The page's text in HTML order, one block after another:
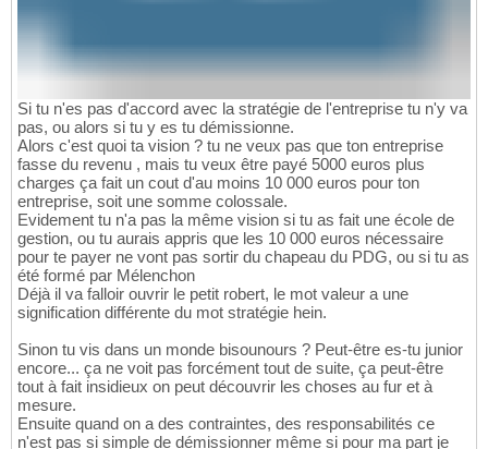
Si tu n'es pas d'accord avec la stratégie de l'entreprise tu n'y va
pas, ou alors si tu y es tu démissionne.
Alors c'est quoi ta vision ? tu ne veux pas que ton entreprise
fasse du revenu , mais tu veux être payé 5000 euros plus
charges ça fait un cout d'au moins 10 000 euros pour ton
entreprise, soit une somme colossale.
Evidement tu n'a pas la même vision si tu as fait une école de
gestion, ou tu aurais appris que les 10 000 euros nécessaire
pour te payer ne vont pas sortir du chapeau du PDG, ou si tu as
été formé par Mélenchon
Déjà il va falloir ouvrir le petit robert, le mot valeur a une
signification différente du mot stratégie hein.
Sinon tu vis dans un monde bisounours ? Peut-être es-tu junior
encore... ça ne voit pas forcément tout de suite, ça peut-être
tout à fait insidieux on peut découvrir les choses au fur et à
mesure.
Ensuite quand on a des contraintes, des responsabilités ce
n'est pas si simple de démissionner même si pour ma part je